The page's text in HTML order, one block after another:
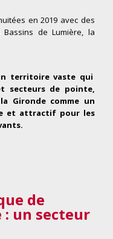
en 2019 avec des
de Lumière, la
territoire vaste qui
secteurs de pointe,
Gironde comme un
et attractif pour les
de
: un secteur